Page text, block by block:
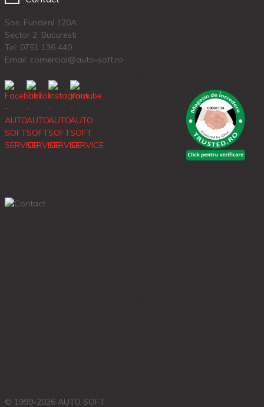
Sos. Fundeni 120A
Sector 2, Bucuresti
Tel: 0751 136 440
Email: comercial@auto-soft.ro
© 1999-2026 AUTO SOFT